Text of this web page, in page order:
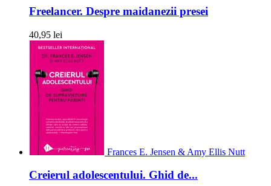
Freelancer. Despre maidanezii presei
40,95 lei
Frances E. Jensen & Amy Ellis Nutt
Creierul adolescentului. Ghid de...